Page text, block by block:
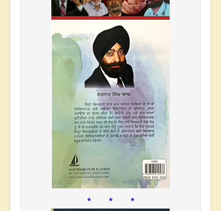
* * *